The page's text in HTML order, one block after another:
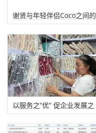
谢贤与年轻伴侣Coco之间的
这段跨越年龄的
以服务之“优” 促企业发展之
“进”